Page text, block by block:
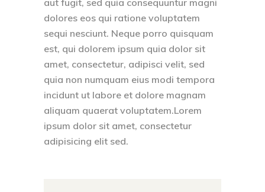
dolores eos qui ratione voluptatem
sequi nesciunt. Neque porro quisquam
est, qui dolorem ipsum quia dolor sit
amet, consectetur, adipisci velit, sed
quia non numquam eius modi tempora
incidunt ut labore et dolore magnam
aliquam quaerat voluptatem.Lorem
ipsum dolor sit amet, consectetur
adipisicing elit sed.